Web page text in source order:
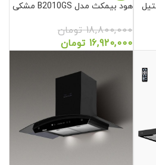
هود بیمکث مدل B2010GS مشکی
18,800,000 تومان
16,920,000 تومان